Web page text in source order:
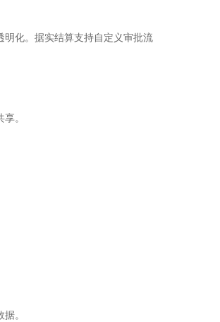
化。据实结算支持自定义审批流
。
。